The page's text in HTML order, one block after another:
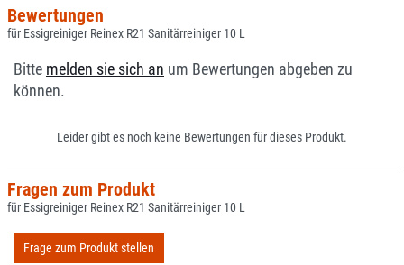
Bewertungen
für Essigreiniger Reinex R21 Sanitärreiniger 10 L
Bitte melden sie sich an um Bewertungen abgeben zu
können.
Leider gibt es noch keine Bewertungen für dieses Produkt.
Fragen zum Produkt
für Essigreiniger Reinex R21 Sanitärreiniger 10 L
Frage zum Produkt stellen